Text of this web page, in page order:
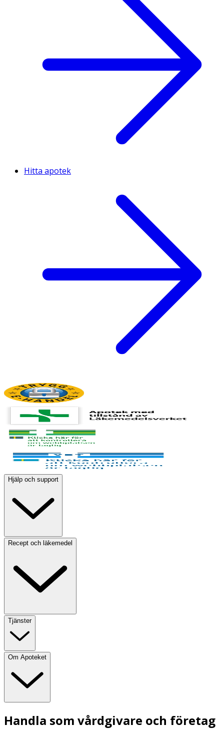
Hitta apotek
Hjälp och support
Recept och läkemedel
Tjänster
Om Apoteket
Handla som vårdgivare och företag